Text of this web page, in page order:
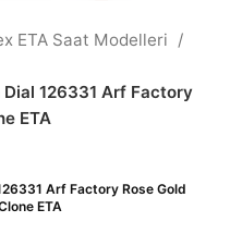
ETA Saat Modelleri
126331 Arf Factory
ETA
Arf Factory Rose Gold
ETA